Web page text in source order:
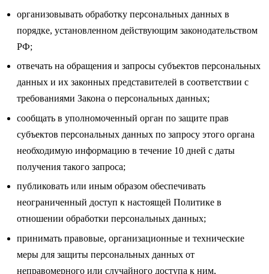
организовывать обработку персональных данных в
порядке, установленном действующим законодательством
РФ;
отвечать на обращения и запросы субъектов персональных
данных и их законных представителей в соответствии с
требованиями Закона о персональных данных;
сообщать в уполномоченный орган по защите прав
субъектов персональных данных по запросу этого органа
необходимую информацию в течение 10 дней с даты
получения такого запроса;
публиковать или иным образом обеспечивать
неограниченный доступ к настоящей Политике в
отношении обработки персональных данных;
принимать правовые, организационные и технические
меры для защиты персональных данных от
неправомерного или случайного доступа к ним,